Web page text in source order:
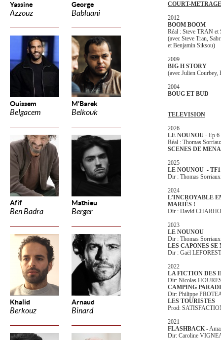
Yassine
Azzouz
George
Babluani
Ouissem
Belgacem
M'Barek
Belkouk
Afif
Ben Badra
Mathieu
Berger
Khalid
Berkouz
Arnaud
Binard
COURT-METRAGE
2012
BOOM BOOM
Réal : Steve TRAN et
(avec Steve Tran,
et Benjamin Siksou)
2009
BIG H STORY
(avec Julien Courbey,
2004
BOUG ET BUD
TELEVISION
2026
LE NOUNOU - Ep 6
Réal : Thomas
SCENES DE
2025
LE NOUNOU - TF1
Dir : Thomas Sorriaux
2024
L’INCROYABLE
MARIÉS !
Dir : David
2023
LE NOUNOU
Dir : Thomas Sorriaux
LES CAPONES
Dir : Gaël
2022
LA FICTION DES
Dir: Nicolas
CAMPING
Dir: Philippe
LES TOURISTES
Prod:
2021
FLASHBACK -
Dir: Caroline